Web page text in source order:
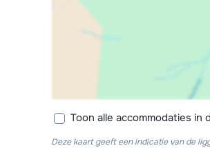
Toon alle accommodaties in
Deze kaart geeft een indicatie van de